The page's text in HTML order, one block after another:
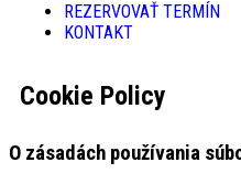
REZERVOVAŤ TERMÍN
KONTAKT
Cookie Policy
O zásadách používania